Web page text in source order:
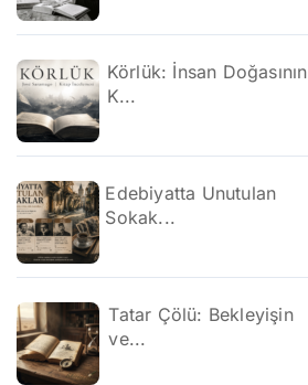
Körlük: İnsan Doğasının
K...
Edebiyatta Unutulan
Sokak...
Tatar Çölü: Bekleyişin
ve...